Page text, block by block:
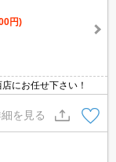
円)
にお任せ下さい！
を見る